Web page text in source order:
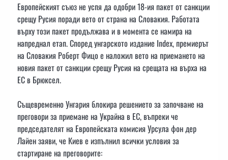
Европейският съюз не успя да одобри 18-ия пакет от санкции
срещу Русия поради вето от страна на Словакия. Работата
върху този пакет продължава и в момента се намира на
напреднал етап. Според унгарското издание Index, премиерът
на Словакия Роберт Фицо е наложил вето на приемането на
новия пакет от санкции срещу Русия на срещата на върха на
ЕС в Брюксел.
Същевременно Унгария блокира решението за започване на
преговори за приемане на Украйна в ЕС, въпреки че
председателят на Европейската комисия Урсула фон дер
Лайен заяви, че Киев е изпълнил всички условия за
стартиране на преговорите: